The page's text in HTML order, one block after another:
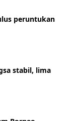
peruntukan
stabil, lima